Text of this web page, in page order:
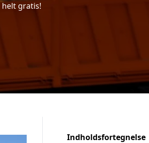
gratis!
Indholdsfortegnelse